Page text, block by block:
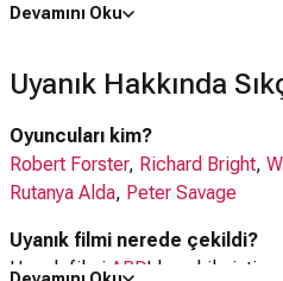
ve grubu aynı zamanda hasta ve
başarısız olmuştur.Eddie bir
keşfetmek için Vickie
vurularak ölmüştür.Frederico
Rikolu sokak çetesinin lideri,
cinayeti için tutuklanır.
Devamını Oku
Uyanık Hakkında
Oyuncuları kim?
Robert Forster, Richard Bright,
Rutanya Alda, Peter Savage
Uyanık filmi nerede çekildi?
Uyanık filmi ABD'da çekilmiştir.